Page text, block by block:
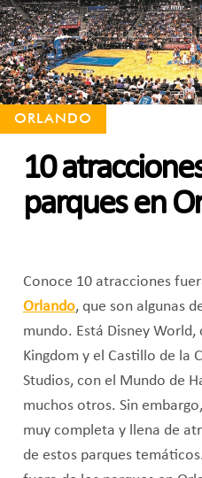
ORLANDO
10
parques en
Conoce 10 atracciones
Orlando, que son algunas
mundo. Está Disney
Kingdom y el Castillo de la
Studios, con el Mundo de
muchos otros. Sin
muy completa y llena de
de estos parques